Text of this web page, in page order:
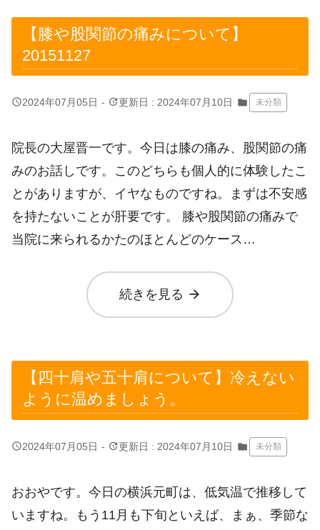
【膝や股関節の痛みについて】
20151127
query_builder2024年07月05日 - update更新日 : 2024年07月10日 folder 未分類
院長の大屋晋一です。今日は膝の痛み、股関節の痛
みのお話しです。このどちらも個人的に体験したこ
とがありますが、イヤなものですね。まずは不安感
を持たないことが肝要です。 膝や股関節の痛みで
当院に来られるかたのほとんどのケース…
続きを見る arrow_forward
【四十肩や五十肩について】冷えない
ように温めましょう。
query_builder2024年07月05日 - update更新日 : 2024年07月10日 folder 未分類
おおやです。今日の横浜元町は、低気温で推移して
いますね。もう11月も下旬といえば、まぁ、季節な